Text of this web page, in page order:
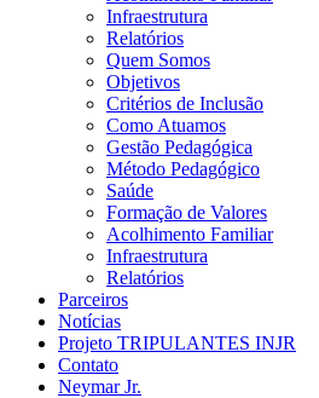
Infraestrutura
Relatórios
Quem Somos
Objetivos
Critérios de Inclusão
Como Atuamos
Gestão Pedagógica
Método Pedagógico
Saúde
Formação de Valores
Acolhimento Familiar
Infraestrutura
Relatórios
Parceiros
Notícias
Projeto TRIPULANTES INJR
Contato
Neymar Jr.